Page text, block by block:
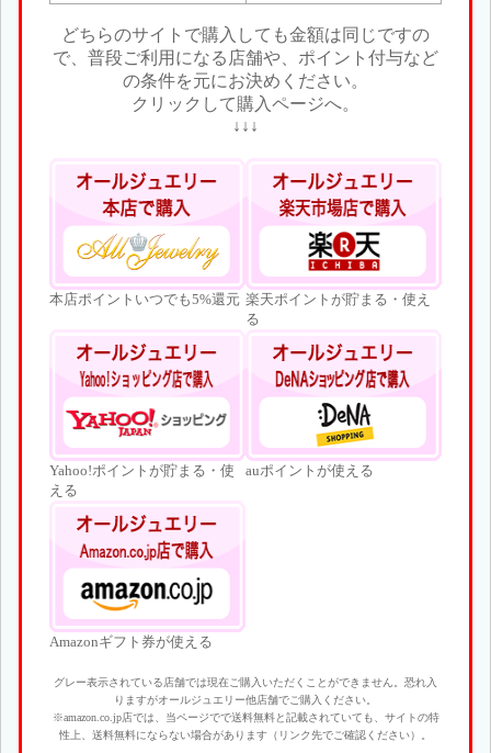
どちらのサイトで購入しても金額は同じですの
で、普段ご利用になる店舗や、ポイント付与など
の条件を元にお決めください。
クリックして購入ページへ。
↓↓↓
本店ポイントいつでも5%還元 楽天ポイントが貯まる・使え
る
Yahoo!ポイントが貯まる・使
える
auポイントが使える
Amazonギフト券が使える
グレー表示されている店舗では現在ご購入いただくことができません。恐れ入
りますがオールジュエリー他店舗でご購入ください。
※amazon.co.jp店では、当ページでで送料無料と記載されていても、サイトの特
性上、送料無料にならない場合があります（リンク先でご確認ください）。